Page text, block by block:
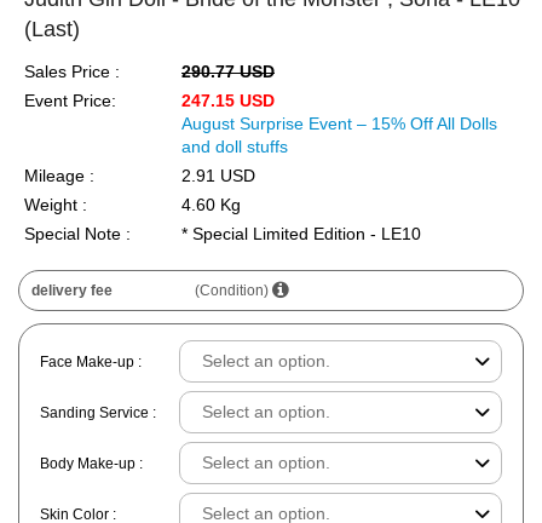
(Last)
Sales Price :
290.77 USD
Event Price:
247.15 USD
August Surprise Event – 15% Off All Dolls
and doll stuffs
Mileage :
2.91 USD
Weight :
4.60 Kg
Special Note :
* Special Limited Edition - LE10
delivery fee (Condition)
Face Make-up :
Sanding Service :
Body Make-up :
Skin Color :